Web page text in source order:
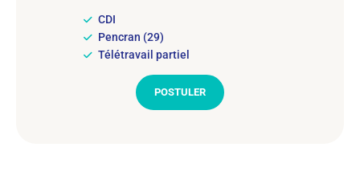
CDI
Pencran (29)
Télétravail partiel
POSTULER